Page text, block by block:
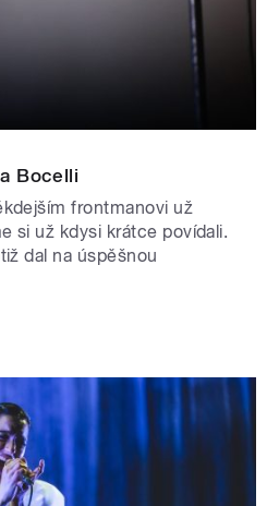
Bocelli
frontmanovi už
si už kdysi krátce povídali.
dal na úspěšnou